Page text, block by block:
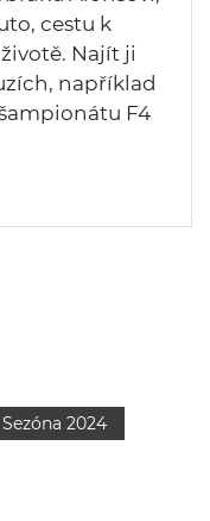
cestu k
Najít ji
například
F4
Sezóna 2024